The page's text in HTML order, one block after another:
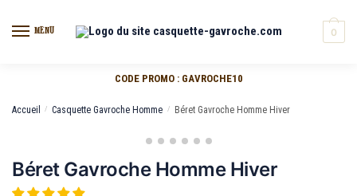
MENU 0
CODE PROMO : GAVROCHE10
Accueil / Casquette Gavroche Homme / Béret Gavroche Homme Hiver
Béret Gavroche Homme Hiver